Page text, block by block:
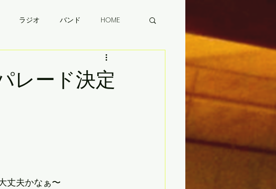
ラジオ バンド HOME
レード決定
丈夫かなぁ〜